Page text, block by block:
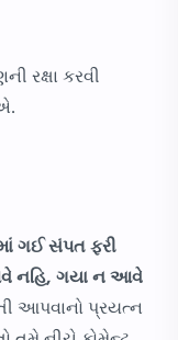
રક્ષા કરવી
ગઈ સંપત ફરી
નહિ, ગયા ન આવે
આપવાનો પ્રયત્ન